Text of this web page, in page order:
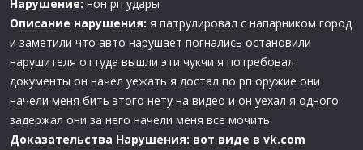
Нарушение: нон рп удары
Описание нарушения: я патрулировал с напарником город
и заметили что авто нарушает погнались остановили
нарушителя оттуда вышли эти чукчи я потребовал
документы он начел уежать я достал по рп оружие они
начели меня бить этого нету на видео и он уехал я одного
задержал они за него начели меня все мочить
Доказательства Нарушения: вот виде в vk.com